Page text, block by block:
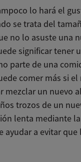
lo hará el
se trata del
no lo asuste una
significar tener
parte de una
comer más si el
mezclar un nuevo
trozos de un
lenta mediante
ayudar a evitar